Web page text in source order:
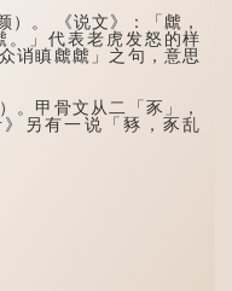
九子外形与能力各有
，其中，赑屭原形像
，因为能负重，多作为碑
，有“碑下...
。 《说文》：「虤，
。」代表老虎发怒的样
诮瞋虤虤」之句，意思
甲骨文从二「豕」，
另有一说「豩，豕乱